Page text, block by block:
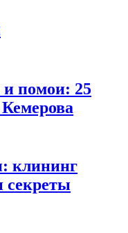
и помои: 25
клининг
секреты